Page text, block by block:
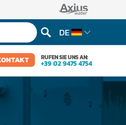
DE
RUFEN SIE UNS AN:
+39 02 9475 4754